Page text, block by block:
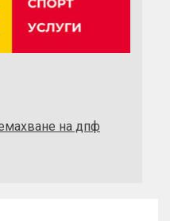
на дпф